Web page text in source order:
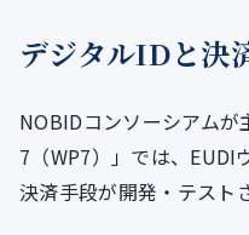
デジタルIDと決
NOBIDコンソーシアム
7（WP7）」では、EUDI
決済手段が開発・テスト